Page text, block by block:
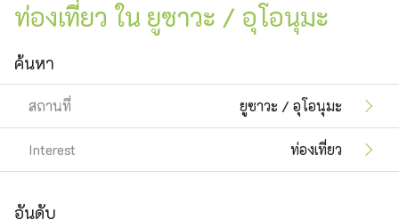
ท่องเที่ยว ใน ยูซาวะ / อุโอนุมะ
ค้นหา
สถานที่ ยูซาวะ / อุโอนุมะ
Interest ท่องเที่ยว
อันดับ